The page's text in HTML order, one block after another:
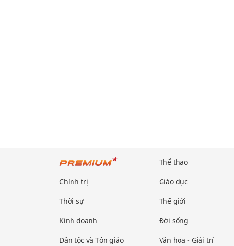
Chính trị
Thời sự
Kinh doanh
Dân tộc và Tôn giáo
Thể thao
Giáo dục
Thế giới
Đời sống
Văn hóa - Giải trí